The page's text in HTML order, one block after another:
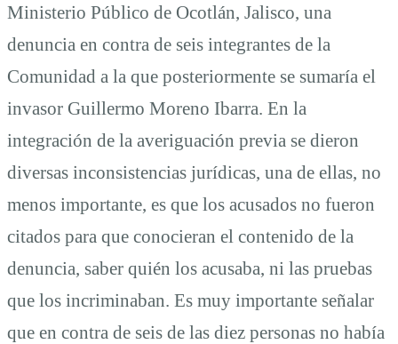
Ministerio Público de Ocotlán, Jalisco, una
denuncia en contra de seis integrantes de la
Comunidad a la que posteriormente se sumaría el
invasor Guillermo Moreno Ibarra. En la
integración de la averiguación previa se dieron
diversas inconsistencias jurídicas, una de ellas, no
menos importante, es que los acusados no fueron
citados para que conocieran el contenido de la
denuncia, saber quién los acusaba, ni las pruebas
que los incriminaban. Es muy importante señalar
que en contra de seis de las diez personas no había